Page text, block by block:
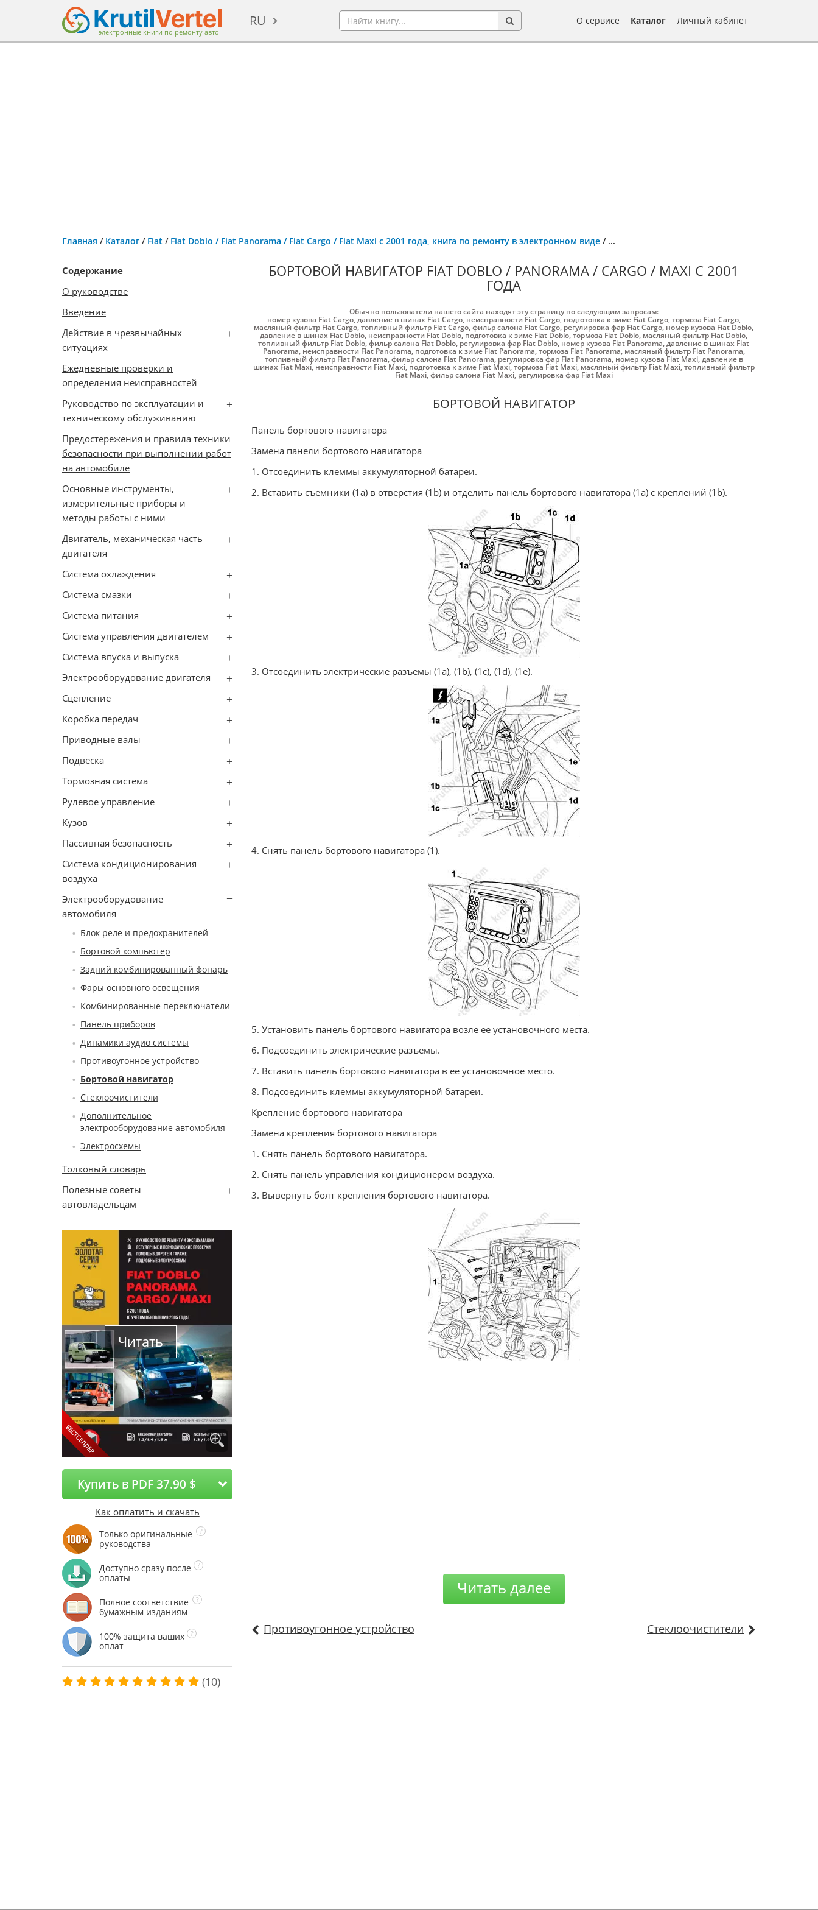
электронные книги по ремонту авто
RU О сервисе Каталог Личный кабинет
Главная / Каталог / Fiat / Fiat Doblo / Fiat Panorama / Fiat Cargo / Fiat Maxi с 2001 года, книга по ремонту в электронном виде / ...
Содержание
О руководстве
Введение
Действие в чрезвычайных
ситуациях
Ежедневные проверки и
определения неисправностей
Руководство по эксплуатации и
техническому обслуживанию
Предостережения и правила техники
безопасности при выполнении работ
на автомобиле
Основные инструменты,
измерительные приборы и
методы работы с ними
Двигатель, механическая часть
двигателя
Cистема охлаждения
Система смазки
Система питания
Система управления двигателем
Система впуска и выпуска
Электрооборудование двигателя
Сцепление
Коробка передач
Приводные валы
Подвеска
Тормозная система
Рулевое управление
Кузов
Пассивная безопасность
Система кондиционирования
воздуха
Электрооборудование
автомобиля
Блок реле и предохранителей
Бортовой компьютер
Задний комбинированный фонарь
Фары основного освещения
Комбинированные переключатели
Панель приборов
Динамики аудио системы
Противоугонное устройство
Бортовой навигатор
Стеклоочистители
Дополнительное
электрооборудование автомобиля
Электросхемы
Толковый словарь
Полезные советы
автовладельцам
Читать
Купить в PDF 37.90 $
Как оплатить и скачать
Только оригинальные
руководства
Доступно сразу после
оплаты
Полное соответствие
бумажным изданиям
100% защита ваших
оплат
(10)
БОРТОВОЙ НАВИГАТОР FIAT DOBLO / PANORAMA / CARGO / MAXI С 2001
ГОДА
Обычно пользователи нашего сайта находят эту страницу по следующим запросам:
номер кузова Fiat Cargo,давление в шинах Fiat Cargo, неисправности Fiat Cargo,подготовка к зиме Fiat Cargo,тормоза Fiat Cargo,
масляный фильтр Fiat Cargo,топливный фильтр Fiat Cargo,фильр салона Fiat Cargo, регулировка фар Fiat Cargo, номер кузова Fiat Doblo,
давление в шинах Fiat Doblo, неисправности Fiat Doblo,подготовка к зиме Fiat Doblo,тормоза Fiat Doblo, масляный фильтр Fiat Doblo,
топливный фильтр Fiat Doblo,фильр салона Fiat Doblo, регулировка фар Fiat Doblo, номер кузова Fiat Panorama,давление в шинах Fiat
Panorama, неисправности Fiat Panorama, подготовка к зиме Fiat Panorama,тормоза Fiat Panorama, масляный фильтр Fiat Panorama,
топливный фильтр Fiat Panorama,фильр салона Fiat Panorama, регулировка фар Fiat Panorama, номер кузова Fiat Maxi,давление в
шинах Fiat Maxi, неисправности Fiat Maxi, подготовка к зиме Fiat Maxi,тормоза Fiat Maxi, масляный фильтр Fiat Maxi,топливный фильтр
Fiat Maxi,фильр салона Fiat Maxi, регулировка фар Fiat Maxi
БОРТОВОЙ НАВИГАТОР
Панель бортового навигатора
Замена панели бортового навигатора
1. Отсоединить клеммы аккумуляторной батареи.
2. Вставить съемники (1а) в отверстия (1b) и отделить панель бортового навигатора (1а) с креплений (1b).
3. Отсоединить электрические разъемы (1а), (1b), (1с), (1d), (1е).
4. Снять панель бортового навигатора (1).
5. Установить панель бортового навигатора возле ее установочного места.
6. Подсоединить электрические разъемы.
7. Вставить панель бортового навигатора в ее установочное место.
8. Подсоединить клеммы аккумуляторной батареи.
Крепление бортового навигатора
Замена крепления бортового навигатора
1. Снять панель бортового навигатора.
2. Снять панель управления кондиционером воздуха.
3. Вывернуть болт крепления бортового навигатора.
Читать далее
Противоугонное устройство Стеклоочистители